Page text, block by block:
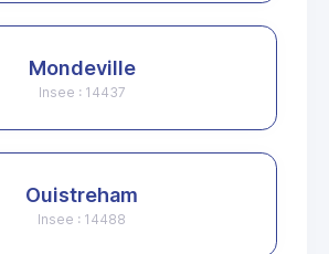
Mondeville
Insee : 14437
Ouistreham
Insee : 14488